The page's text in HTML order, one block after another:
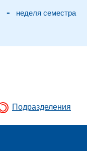
- неделя семестра
Подразделения